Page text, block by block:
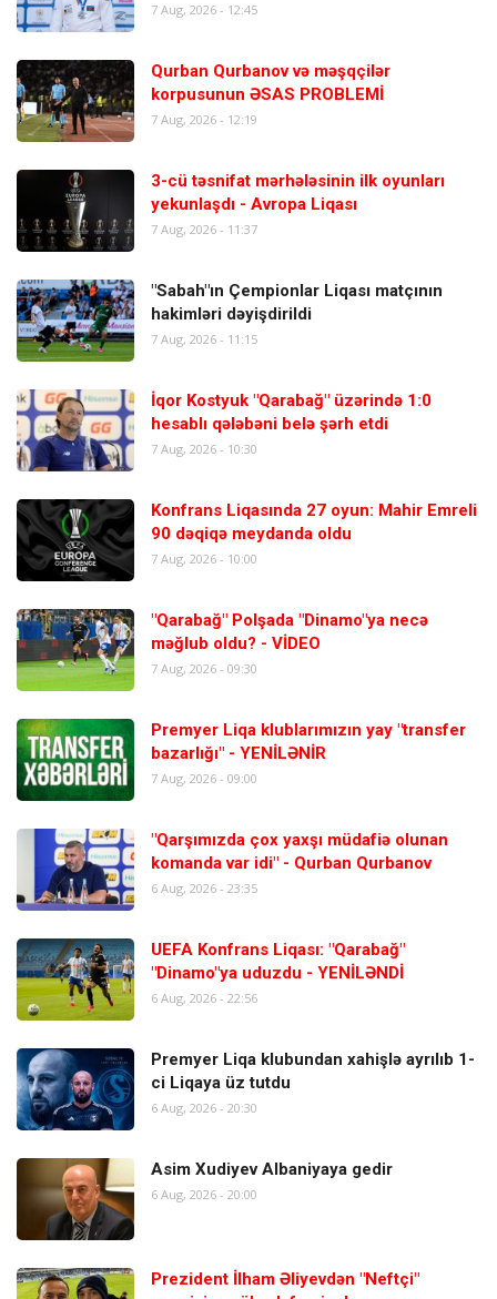
7 Aug, 2026 - 12:45
Qurban Qurbanov və məşqçilər
korpusunun ƏSAS PROBLEMİ
7 Aug, 2026 - 12:19
3-cü təsnifat mərhələsinin ilk oyunları
yekunlaşdı - Avropa Liqası
7 Aug, 2026 - 11:37
"Sabah"ın Çempionlar Liqası matçının
hakimləri dəyişdirildi
7 Aug, 2026 - 11:15
İqor Kostyuk "Qarabağ" üzərində 1:0
hesablı qələbəni belə şərh etdi
7 Aug, 2026 - 10:30
Konfrans Liqasında 27 oyun: Mahir Emreli
90 dəqiqə meydanda oldu
7 Aug, 2026 - 10:00
"Qarabağ" Polşada "Dinamo"ya necə
məğlub oldu? - VİDEO
7 Aug, 2026 - 09:30
Premyer Liqa klublarımızın yay "transfer
bazarlığı" - YENİLƏNİR
7 Aug, 2026 - 09:00
"Qarşımızda çox yaxşı müdafiə olunan
komanda var idi" - Qurban Qurbanov
6 Aug, 2026 - 23:35
UEFA Konfrans Liqası: "Qarabağ"
"Dinamo"ya uduzdu - YENİLƏNDİ
6 Aug, 2026 - 22:56
Premyer Liqa klubundan xahişlə ayrılıb 1-
ci Liqaya üz tutdu
6 Aug, 2026 - 20:30
Asim Xudiyev Albaniyaya gedir
6 Aug, 2026 - 20:00
Prezident İlham Əliyevdən "Neftçi"